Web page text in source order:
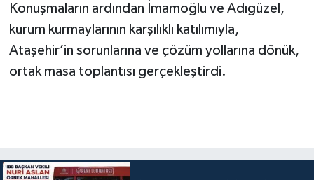
Konuşmaların ardından İmamoğlu ve Adıgüzel,
kurum kurmaylarının karşılıklı katılımıyla,
Ataşehir’in sorunlarına ve çözüm yollarına dönük,
ortak masa toplantısı gerçekleştirdi.